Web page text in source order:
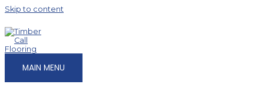
Skip to content
MAIN MENU